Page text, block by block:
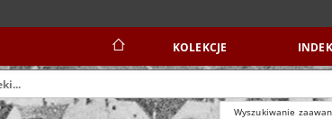
KOLEKCJE
Wyszukiwanie